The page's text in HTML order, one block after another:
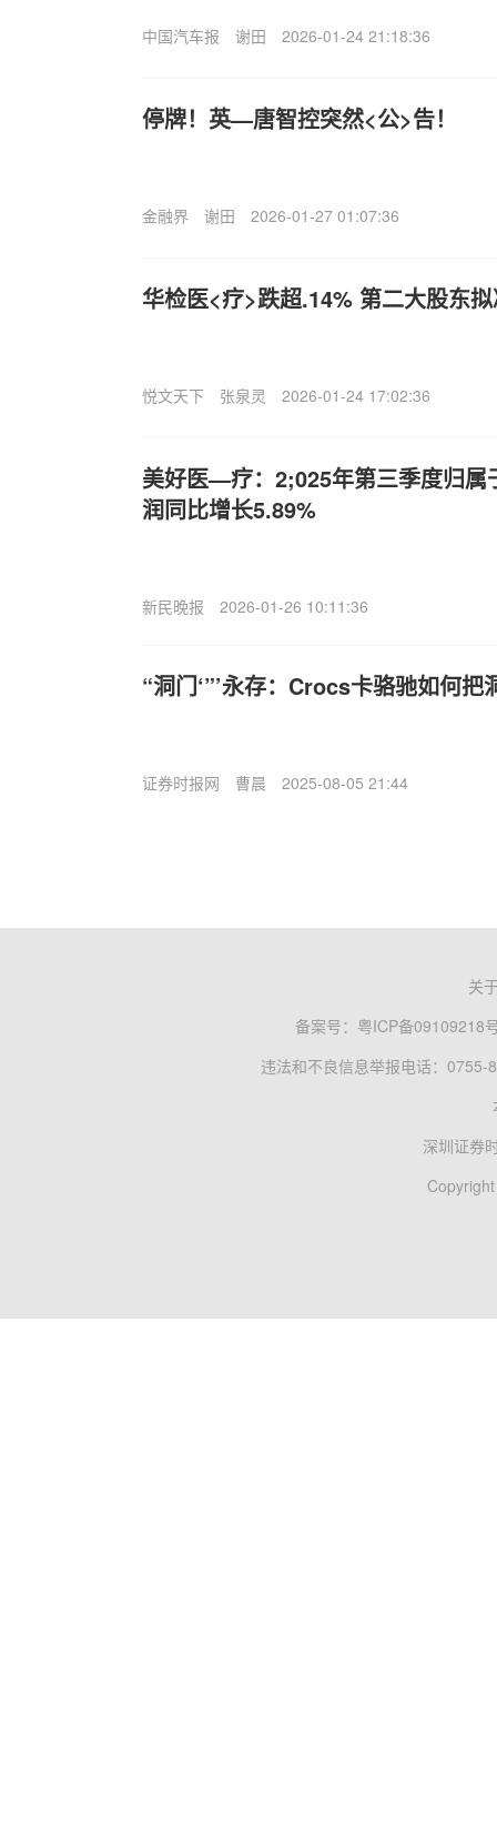
中国汽车报 谢田 2026-01-24 21:18:36
停牌！英—唐智控突然<公>告！
金融界 谢田 2026-01-27 01:07:36
华检医<疗>跌超.14% 第二大股东
悦文天下 张泉灵 2026-01-24 17:02:36
美好医—疗：2;025年第三季度归属
润同比增长5.89%
新民晚报 2026-01-26 10:11:36
“洞门‘”’永存：Crocs卡骆驰如何
证券时报网 曹晨 2025-08-05 21:44
关
备案号： 粤ICP备09109218
违法和不良信息举报电话：0755-
深圳证券